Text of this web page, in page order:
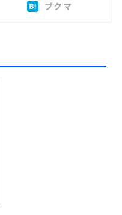
ブクマ